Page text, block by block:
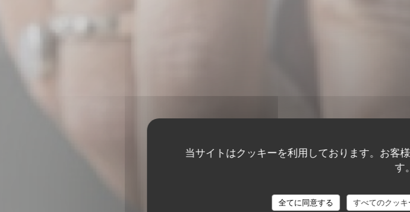
当サイトはクッキーを利用しております。お客
す。
全てに同意する すべてのクッ
BLANCABLANCA